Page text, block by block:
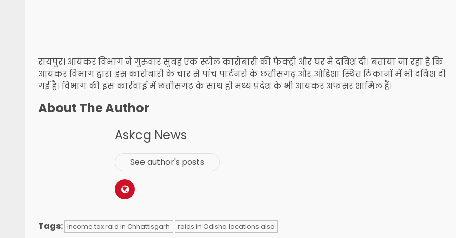
रायपुर। आयकर विभाग ने गुरुवार सुबह एक स्टील कारोबारी की फैक्ट्री और घर में दबिश दी। बताया जा रहा है कि
आयकर विभाग द्वारा इस कारोबारी के चार से पांच पार्टनरों के छत्तीसगढ़ और ओडिशा स्थित ठिकानों में भी दबिश दी
गई है। विभाग की इस कार्रवाई में छत्तीसगढ़ के साथ ही मध्य प्रदेश के भी आयकर अफसर शामिल हैं।
About The Author
Askcg News
See author's posts
Tags: Income tax raid in Chhattisgarh raids in Odisha locations also